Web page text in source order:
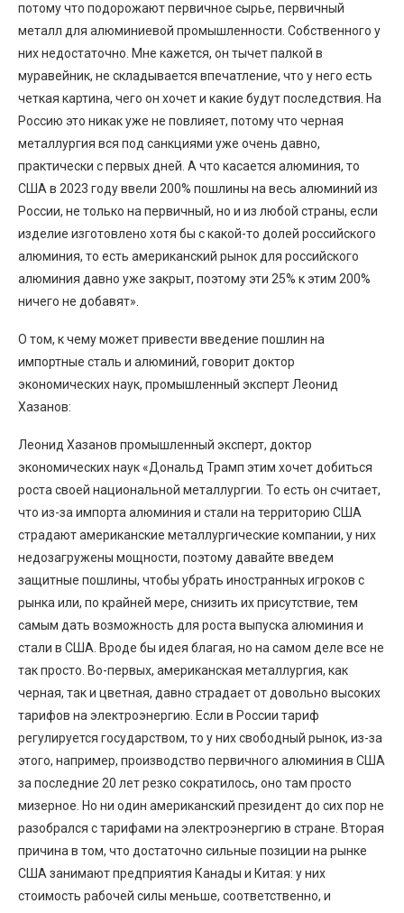
потому что подорожают первичное сырье, первичный
металл для алюминиевой промышленности. Собственного у
них недостаточно. Мне кажется, он тычет палкой в
муравейник, не складывается впечатление, что у него есть
четкая картина, чего он хочет и какие будут последствия. На
Россию это никак уже не повлияет, потому что черная
металлургия вся под санкциями уже очень давно,
практически с первых дней. А что касается алюминия, то
США в 2023 году ввели 200% пошлины на весь алюминий из
России, не только на первичный, но и из любой страны, если
изделие изготовлено хотя бы с какой-то долей российского
алюминия, то есть американский рынок для российского
алюминия давно уже закрыт, поэтому эти 25% к этим 200%
ничего не добавят».
О том, к чему может привести введение пошлин на
импортные сталь и алюминий, говорит доктор
экономических наук, промышленный эксперт Леонид
Хазанов:
Леонид Хазанов промышленный эксперт, доктор
экономических наук «Дональд Трамп этим хочет добиться
роста своей национальной металлургии. То есть он считает,
что из-за импорта алюминия и стали на территорию США
страдают американские металлургические компании, у них
недозагружены мощности, поэтому давайте введем
защитные пошлины, чтобы убрать иностранных игроков с
рынка или, по крайней мере, снизить их присутствие, тем
самым дать возможность для роста выпуска алюминия и
стали в США. Вроде бы идея благая, но на самом деле все не
так просто. Во-первых, американская металлургия, как
черная, так и цветная, давно страдает от довольно высоких
тарифов на электроэнергию. Если в России тариф
регулируется государством, то у них свободный рынок, из-за
этого, например, производство первичного алюминия в США
за последние 20 лет резко сократилось, оно там просто
мизерное. Но ни один американский президент до сих пор не
разобрался с тарифами на электроэнергию в стране. Вторая
причина в том, что достаточно сильные позиции на рынке
США занимают предприятия Канады и Китая: у них
стоимость рабочей силы меньше, соответственно, и